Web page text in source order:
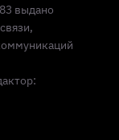
выдано